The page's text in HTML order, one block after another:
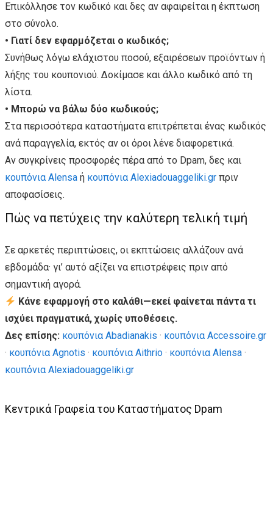
Επικόλλησε τον κωδικό και δες αν αφαιρείται η έκπτωση
στο σύνολο.
• Γιατί δεν εφαρμόζεται ο κωδικός;
Συνήθως λόγω ελάχιστου ποσού, εξαιρέσεων προϊόντων ή
λήξης του κουπονιού. Δοκίμασε και άλλο κωδικό από τη
λίστα.
• Μπορώ να βάλω δύο κωδικούς;
Στα περισσότερα καταστήματα επιτρέπεται ένας κωδικός
ανά παραγγελία, εκτός αν οι όροι λένε διαφορετικά.
Αν συγκρίνεις προσφορές πέρα από το Dpam, δες και
κουπόνια Alensa ή κουπόνια Alexiadouaggeliki.gr πριν
αποφασίσεις.
Πώς να πετύχεις την καλύτερη τελική τιμή
Σε αρκετές περιπτώσεις, οι εκπτώσεις αλλάζουν ανά
εβδομάδα· γι’ αυτό αξίζει να επιστρέφεις πριν από
σημαντική αγορά.
Κάνε εφαρμογή στο καλάθι—εκεί φαίνεται πάντα τι
ισχύει πραγματικά, χωρίς υποθέσεις.
Δες επίσης: κουπόνια Abadianakis · κουπόνια Accessoire.gr
· κουπόνια Agnotis · κουπόνια Aithrio · κουπόνια Alensa ·
κουπόνια Alexiadouaggeliki.gr
Κεντρικά Γραφεία του Καταστήματος Dpam